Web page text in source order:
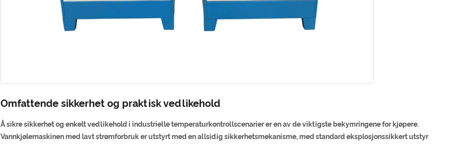
Omfattende sikkerhet og praktisk vedlikehold
Å sikre sikkerhet og enkelt vedlikehold i industrielle temperaturkontrollscenarier er en av de viktigste bekymringene for kjøpere.
Vannkjølemaskinen med lavt strømforbruk er utstyrt med en allsidig sikkerhetsmekanisme, med standard eksplosjonssikkert utstyr